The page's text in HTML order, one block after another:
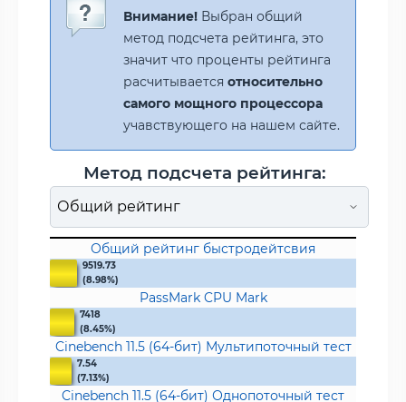
Внимание! Выбран общий
метод подсчета рейтинга, это
значит что проценты рейтинга
расчитывается относительно
самого мощного процессора
учавствующего на нашем сайте.
Метод подсчета рейтинга:
Общий рейтинг быстродейтсвия
9519.73
(8.98%)
PassMark CPU Mark
7418
(8.45%)
Cinebench 11.5 (64-бит) Мультипоточный тест
7.54
(7.13%)
Cinebench 11.5 (64-бит) Однопоточный тест